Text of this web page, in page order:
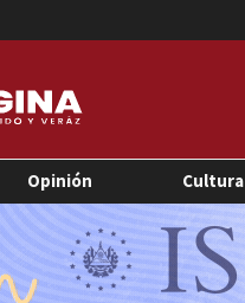
Opinión Cultura